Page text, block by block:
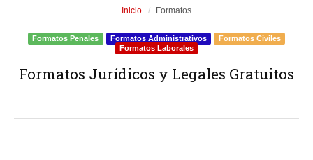
Inicio Formatos
Formatos Penales Formatos Administrativos
Formatos Civiles
Formatos Laborales
Formatos Jurídicos y Legales Gratuitos